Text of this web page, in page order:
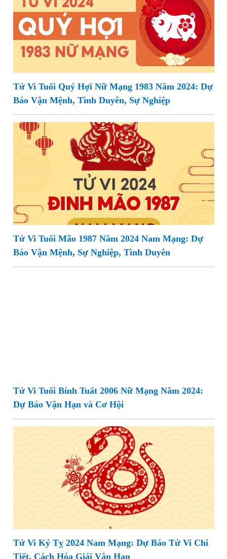
Tử Vi Tuổi Quý Hợi Nữ Mạng 1983 Năm 2024: Dự
Báo Vận Mệnh, Tình Duyên, Sự Nghiệp
Tử Vi Tuổi Mão 1987 Năm 2024 Nam Mạng: Dự
Báo Vận Mệnh, Sự Nghiệp, Tình Duyên
Tử Vi Tuổi Bính Tuất 2006 Nữ Mạng Năm 2024:
Dự Báo Vận Hạn và Cơ Hội
Tử Vi Kỷ Tỵ 2024 Nam Mạng: Dự Báo Tử Vi Chi
Tiết, Cách Hóa Giải Vận Hạn